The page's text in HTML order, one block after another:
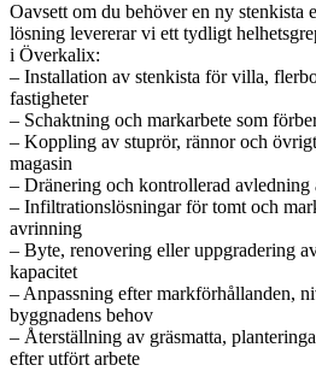
Oavsett om du behöver en ny stenkista
lösning levererar vi ett tydligt
i Överkalix:
– Installation av stenkista för villa,
fastigheter
– Schaktning och markarbete som
– Koppling av stuprör, rännor och
magasin
– Dränering och kontrollerad avledning
– Infiltrationslösningar för tomt och
avrinning
– Byte, renovering eller uppgradering
kapacitet
– Anpassning efter markförhållanden,
byggnadens behov
– Återställning av gräsmatta,
efter utfört arbete